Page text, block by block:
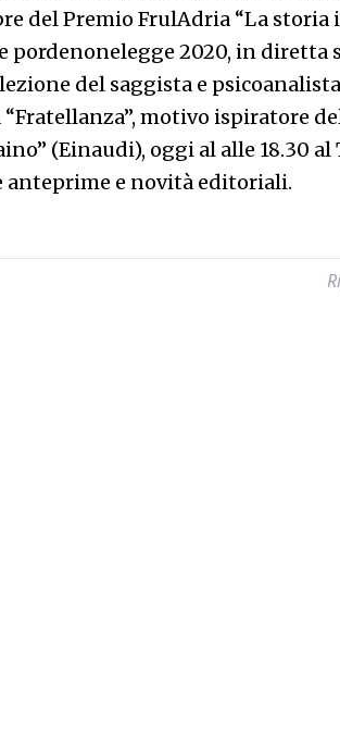
del Premio FrulAdria “La storia
pordenonelegge 2020, in diretta
lezione del saggista e
motivo ispiratore
(Einaudi), oggi al alle 18.30
e novità editoriali.